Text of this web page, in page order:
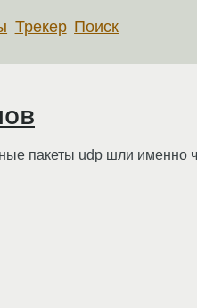
Трекер Поиск
пакеты udp шли именно